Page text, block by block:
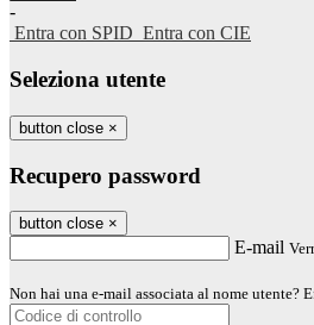
-
Entra con SPID Entra con CIE
Seleziona utente
button close ×
Recupero password
button close ×
E-mail
Non hai una e-mail associata al nome utente?